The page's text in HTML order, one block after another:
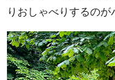
りおしゃべりするのが